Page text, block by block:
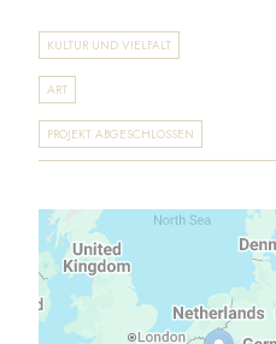
KULTUR UND VIELFALT
ART
PROJEKT ABGESCHLOSSEN